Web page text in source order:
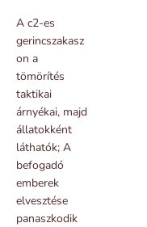
A c2-es
gerincszakasz
on a
tömörítés
taktikai
árnyékai, majd
állatokként
láthatók; A
befogadó
emberek
elvesztése
panaszkodik